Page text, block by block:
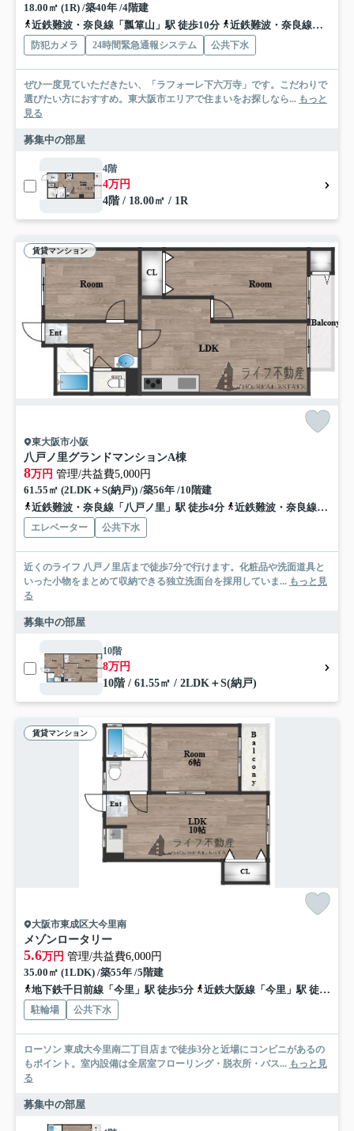
18.00㎡ (1R) /築40年 /4階建
近鉄難波・奈良線「瓢箪山」駅 徒歩10分
近鉄難波・奈良線「東花園」駅 徒歩21分
防犯カメラ 24時間緊急通報システム 公共下水
ぜひ一度見ていただきたい、「ラフォーレ下六万寺」です。こだわりで
選びたい方におすすめ。東大阪市エリアで住まいをお探しなら... もっと
見る
募集中の部屋
4階
4万円
4階 / 18.00㎡ / 1R
賃貸マンション
東大阪市小阪
八戸ノ里グランドマンションA棟
8万円 管理/共益費5,000円
61.55㎡ (2LDK＋S(納戸)) /築56年 /10階建
近鉄難波・奈良線「八戸ノ里」駅 徒歩4分
近鉄難波・奈良線「河内小阪」駅 徒歩14分
エレベーター 公共下水
近くのライフ 八戸ノ里店まで徒歩7分で行けます。化粧品や洗面道具と
いった小物をまとめて収納できる独立洗面台を採用していま... もっと見
る
募集中の部屋
10階
8万円
10階 / 61.55㎡ / 2LDK＋S(納戸)
賃貸マンション
大阪市東成区大今里南
メゾンロータリー
5.6万円 管理/共益費6,000円
35.00㎡ (1LDK) /築55年 /5階建
地下鉄千日前線「今里」駅 徒歩5分
近鉄大阪線「今里」駅 徒歩5分
駐輪場 公共下水
ローソン 東成大今里南二丁目店まで徒歩3分と近場にコンビニがあるの
もポイント。室内設備は全居室フローリング・脱衣所・バス... もっと見
る
募集中の部屋